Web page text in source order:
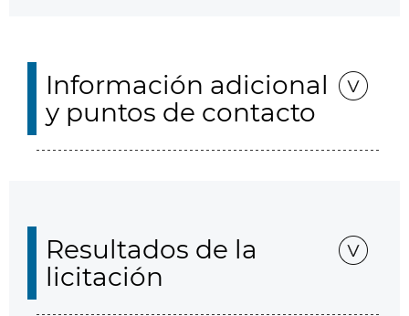
Información adicional
y puntos de contacto
Resultados de la
licitación